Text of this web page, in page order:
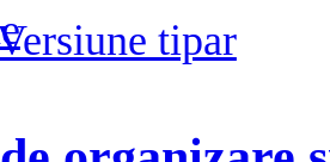
tipar